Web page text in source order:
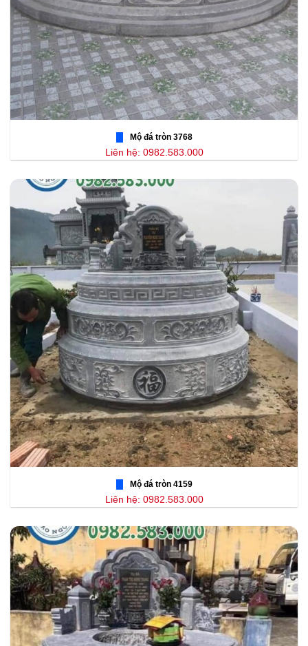
Mộ đá tròn 3768
Liên hệ: 0982.583.000
Mộ đá tròn 4159
Liên hệ: 0982.583.000